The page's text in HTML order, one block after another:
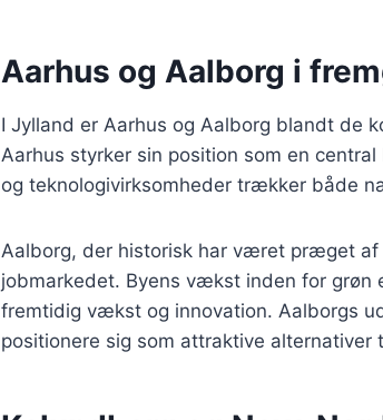
Aarhus og Aalborg i
I Jylland er Aarhus og Aalborg blandt de
Aarhus styrker sin position som en
og teknologivirksomheder trækker både
Aalborg, der historisk har været præget
jobmarkedet. Byens vækst inden for grøn
fremtidig vækst og innovation. Aalborgs
positionere sig som attraktive alternativer